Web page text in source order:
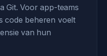
Git. Voor app-teams
code beheren voelt
van hun